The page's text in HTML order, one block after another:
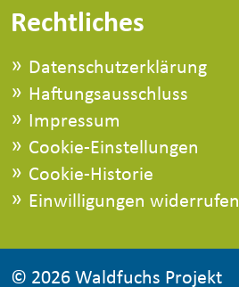
Rechtliches
Datenschutzerklärung
Haftungsausschluss
Impressum
Cookie-Einstellungen
Cookie-Historie
Einwilligungen widerrufen
© 2026 Waldfuchs Projekt